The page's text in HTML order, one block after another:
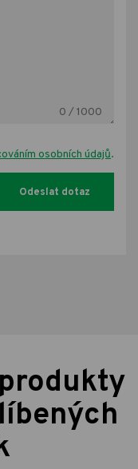
0 / 1000
osobních údajů.